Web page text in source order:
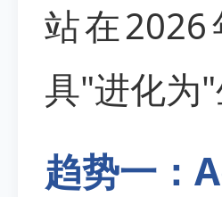
站在
具"进化为"
趋势一：